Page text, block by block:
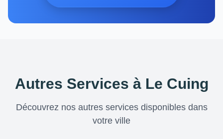
Autres Services à Le Cuing
Découvrez nos autres services disponibles dans
votre ville